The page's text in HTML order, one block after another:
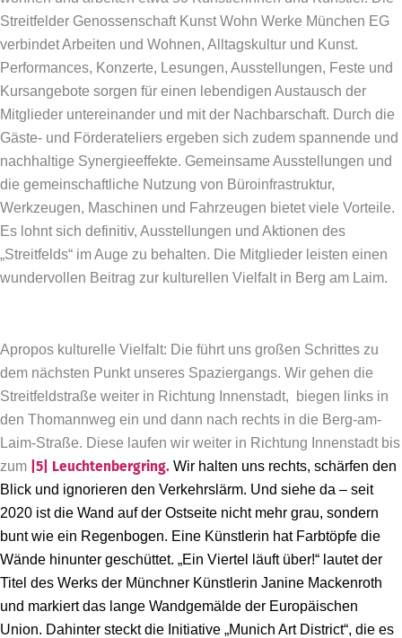
Streitfelder Genossenschaft Kunst Wohn Werke München EG
verbindet Arbeiten und Wohnen, Alltagskultur und Kunst.
Performances, Konzerte, Lesungen, Ausstellungen, Feste und
Kursangebote sorgen für einen lebendigen Austausch der
Mitglieder untereinander und mit der Nachbarschaft. Durch die
Gäste- und Förderateliers ergeben sich zudem spannende und
nachhaltige Synergieeffekte. Gemeinsame Ausstellungen und
die gemeinschaftliche Nutzung von Büroinfrastruktur,
Werkzeugen, Maschinen und Fahrzeugen bietet viele Vorteile.
Es lohnt sich definitiv, Ausstellungen und Aktionen des
„Streitfelds“ im Auge zu behalten. Die Mitglieder leisten einen
wundervollen Beitrag zur kulturellen Vielfalt in Berg am Laim.
Apropos kulturelle Vielfalt: Die führt uns großen Schrittes zu
dem nächsten Punkt unseres Spaziergangs. Wir gehen die
Streitfeldstraße weiter in Richtung Innenstadt, biegen links in
den Thomannweg ein und dann nach rechts in die Berg-am-
Laim-Straße. Diese laufen wir weiter in Richtung Innenstadt bis
zum |5| Leuchtenbergring. Wir halten uns rechts, schärfen den
Blick und ignorieren den Verkehrslärm. Und siehe da – seit
2020 ist die Wand auf der Ostseite nicht mehr grau, sondern
bunt wie ein Regenbogen. Eine Künstlerin hat Farbtöpfe die
Wände hinunter geschüttet. „Ein Viertel läuft über!“ lautet der
Titel des Werks der Münchner Künstlerin ­Janine Mackenroth
und markiert das lange Wandgemälde der Europäischen
Union. Dahinter steckt die Initiative „Munich Art District“, die es